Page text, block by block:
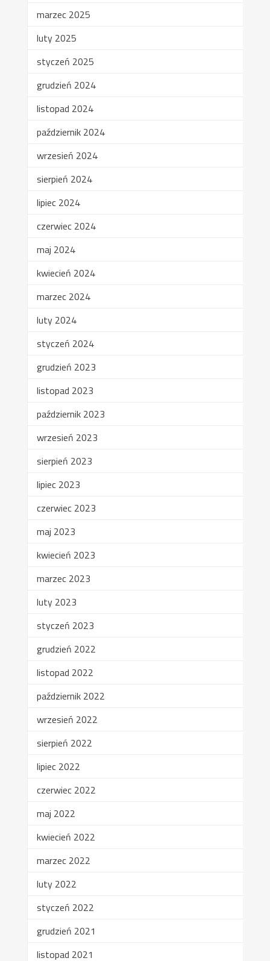
marzec 2025
luty 2025
styczeń 2025
grudzień 2024
listopad 2024
październik 2024
wrzesień 2024
sierpień 2024
lipiec 2024
czerwiec 2024
maj 2024
kwiecień 2024
marzec 2024
luty 2024
styczeń 2024
grudzień 2023
listopad 2023
październik 2023
wrzesień 2023
sierpień 2023
lipiec 2023
czerwiec 2023
maj 2023
kwiecień 2023
marzec 2023
luty 2023
styczeń 2023
grudzień 2022
listopad 2022
październik 2022
wrzesień 2022
sierpień 2022
lipiec 2022
czerwiec 2022
maj 2022
kwiecień 2022
marzec 2022
luty 2022
styczeń 2022
grudzień 2021
listopad 2021